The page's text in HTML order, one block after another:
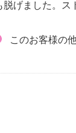
げました。ス
このお客様の